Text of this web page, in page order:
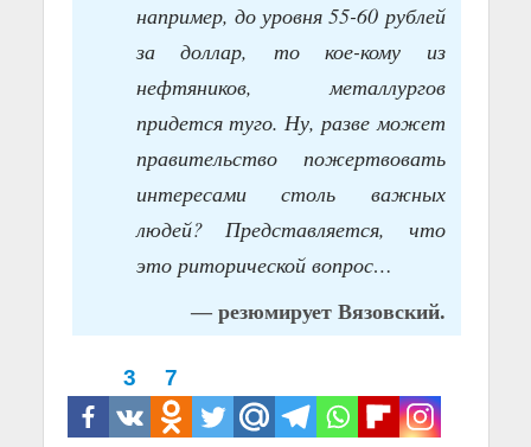
например, до уровня 55-60 рублей
за доллар, то кое-кому из
нефтяников, металлургов
придется туго. Ну, разве может
правительство пожертвовать
интересами столь важных
людей? Представляется, что
это риторической вопрос…
— резюмирует Вязовский.
3 7